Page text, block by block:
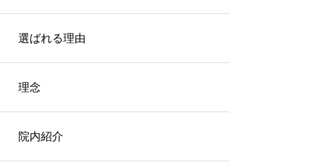
選ばれる理由
理念
院内紹介